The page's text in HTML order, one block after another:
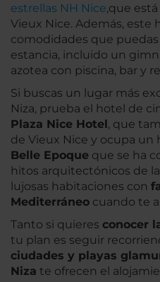
estrellas NH Nice,que
Vieux Nice. Además, este
comodidades que
estancia, incluido un
azotea con piscina, bar y
Si buscas un lugar más
Niza, prueba el hotel de
Plaza Nice Hotel, que
de Vieux Nice y ocupa un
Belle Epoque que se ha
hitos arquitectónicos de
lujosas habitaciones con
Mediterráneo cuando te
Tanto si quieres conocer
tu plan es seguir
ciudades y playas
Niza te ofrecen el